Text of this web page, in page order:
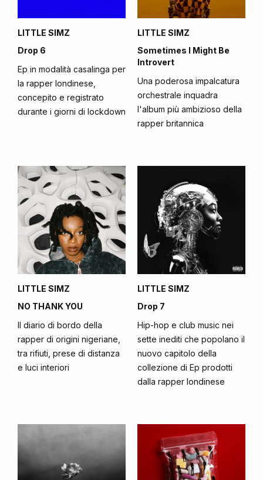
LITTLE SIMZ
Drop 6
Ep in modalità casalinga per
la rapper londinese,
concepito e registrato
durante i giorni di lockdown
LITTLE SIMZ
Sometimes I Might Be
Introvert
Una poderosa impalcatura
orchestrale inquadra
l'album più ambizioso della
rapper britannica
LITTLE SIMZ
NO THANK YOU
Il diario di bordo della
rapper di origini nigeriane,
tra rifiuti, prese di distanza
e luci interiori
LITTLE SIMZ
Drop 7
Hip-hop e club music nei
sette inediti che popolano il
nuovo capitolo della
collezione di Ep prodotti
dalla rapper londinese